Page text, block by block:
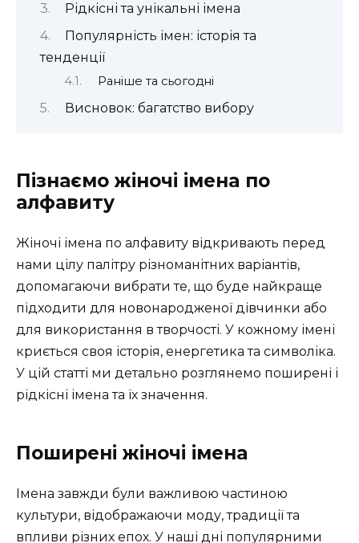
Рідкісні та унікальні імена
Популярність імен: історія та
тенденції
Раніше та сьогодні
Висновок: багатство вибору
Пізнаємо жіночі імена по
алфавиту
Жіночі імена по алфавиту відкривають перед
нами цілу палітру різноманітних варіантів,
допомагаючи вибрати те, що буде найкраще
підходити для новонародженої дівчинки або
для використання в творчості. У кожному імені
криється своя історія, енергетика та символіка.
У цій статті ми детально розглянемо поширені і
рідкісні імена та їх значення.
Поширені жіночі імена
Імена завжди були важливою частиною
культури, відображаючи моду, традиції та
впливи різних епох. У наші дні популярними